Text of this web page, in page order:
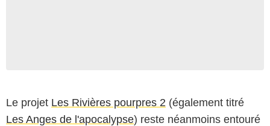
Le projet Les Rivières pourpres 2 (également titré
Les Anges de l'apocalypse) reste néanmoins entouré